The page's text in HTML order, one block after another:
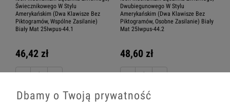
Świecznikowego W Stylu
Amerykańskim (Dwa Klawisze Bez
Piktogramów, Wspólne Zasilanie)
Biały Mat 25Iwpus-44.1
46,42 zł
− +
Dwubiegunowego W Stylu
Amerykańskim (Dwa Klawisze Bez
Piktogramów, Osobne Zasilanie) Biały
Mat 25Iwpus-44.2
48,60 zł
− +
Dbamy o Twoją prywatność